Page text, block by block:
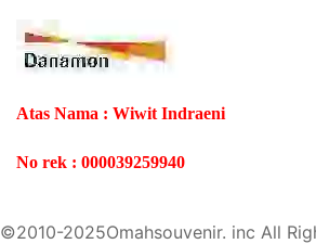
Atas Nama : Wiwit Indraeni
No rek : 000039259940
©2010-2025Omahsouvenir. inc All